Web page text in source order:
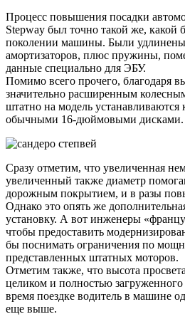
Процесс повышения посадки
Stepway был точно такой же, какой
поколении машины. Были
амортизаторов, плюс пружины,
данные специально для ЭБУ.
Помимо всего прочего, благодаря
значительно расширенным
штатно на модель устанавливаются
обычными 16-дюймовыми дисками.
Сразу отметим, что увеличенная
увеличенный также диаметр
дорожным покрытием, и в разы
Однако это опять же
установку. А вот инженеры
чтобы предоставить
бы поснимать ограничения по
представленных штатных моторов.
Отметим также, что высота
целиком и полностью
время поездке водитель в машине
еще выше.